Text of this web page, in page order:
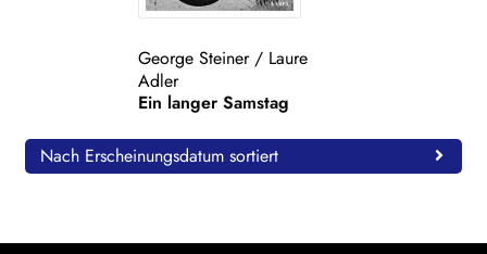
George Steiner/ Laure
Adler
Ein langer Samstag
Nach Erscheinungsdatum sortiert